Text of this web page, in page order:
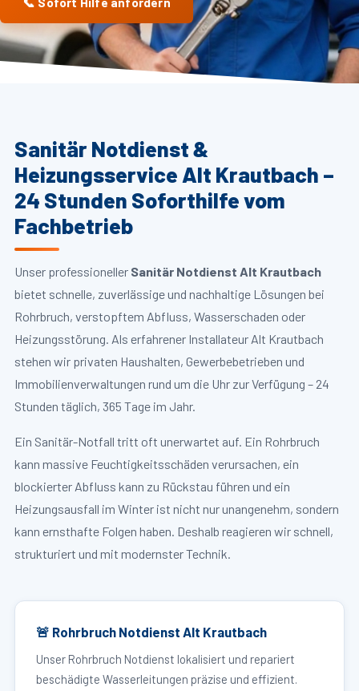
Sanitär Notdienst &
Heizungsservice Alt Krautbach –
24 Stunden Soforthilfe vom
Fachbetrieb
Unser professioneller Sanitär Notdienst Alt Krautbach
bietet schnelle, zuverlässige und nachhaltige Lösungen bei
Rohrbruch, verstopftem Abfluss, Wasserschaden oder
Heizungsstörung. Als erfahrener Installateur Alt Krautbach
stehen wir privaten Haushalten, Gewerbebetrieben und
Immobilienverwaltungen rund um die Uhr zur Verfügung – 24
Stunden täglich, 365 Tage im Jahr.
Ein Sanitär-Notfall tritt oft unerwartet auf. Ein Rohrbruch
kann massive Feuchtigkeitsschäden verursachen, ein
blockierter Abfluss kann zu Rückstau führen und ein
Heizungsausfall im Winter ist nicht nur unangenehm, sondern
kann ernsthafte Folgen haben. Deshalb reagieren wir schnell,
strukturiert und mit modernster Technik.
🚨 Rohrbruch Notdienst Alt Krautbach
Unser Rohrbruch Notdienst lokalisiert und repariert
beschädigte Wasserleitungen präzise und effizient.